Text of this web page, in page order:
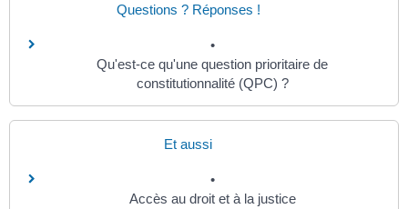
Questions ? Réponses !
Qu'est-ce qu'une question prioritaire de
constitutionnalité (QPC) ?
Et aussi
Accès au droit et à la justice